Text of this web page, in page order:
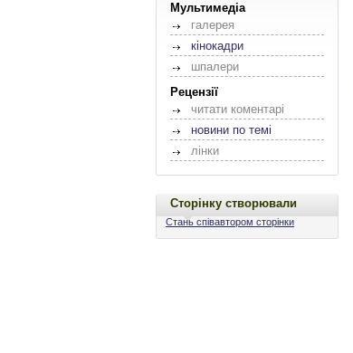
Мультимедіа
галерея
кінокадри
шпалери
Рецензії
читати коментарі
новини по темі
лінки
Сторінку створювали
Стань співавтором сторінки